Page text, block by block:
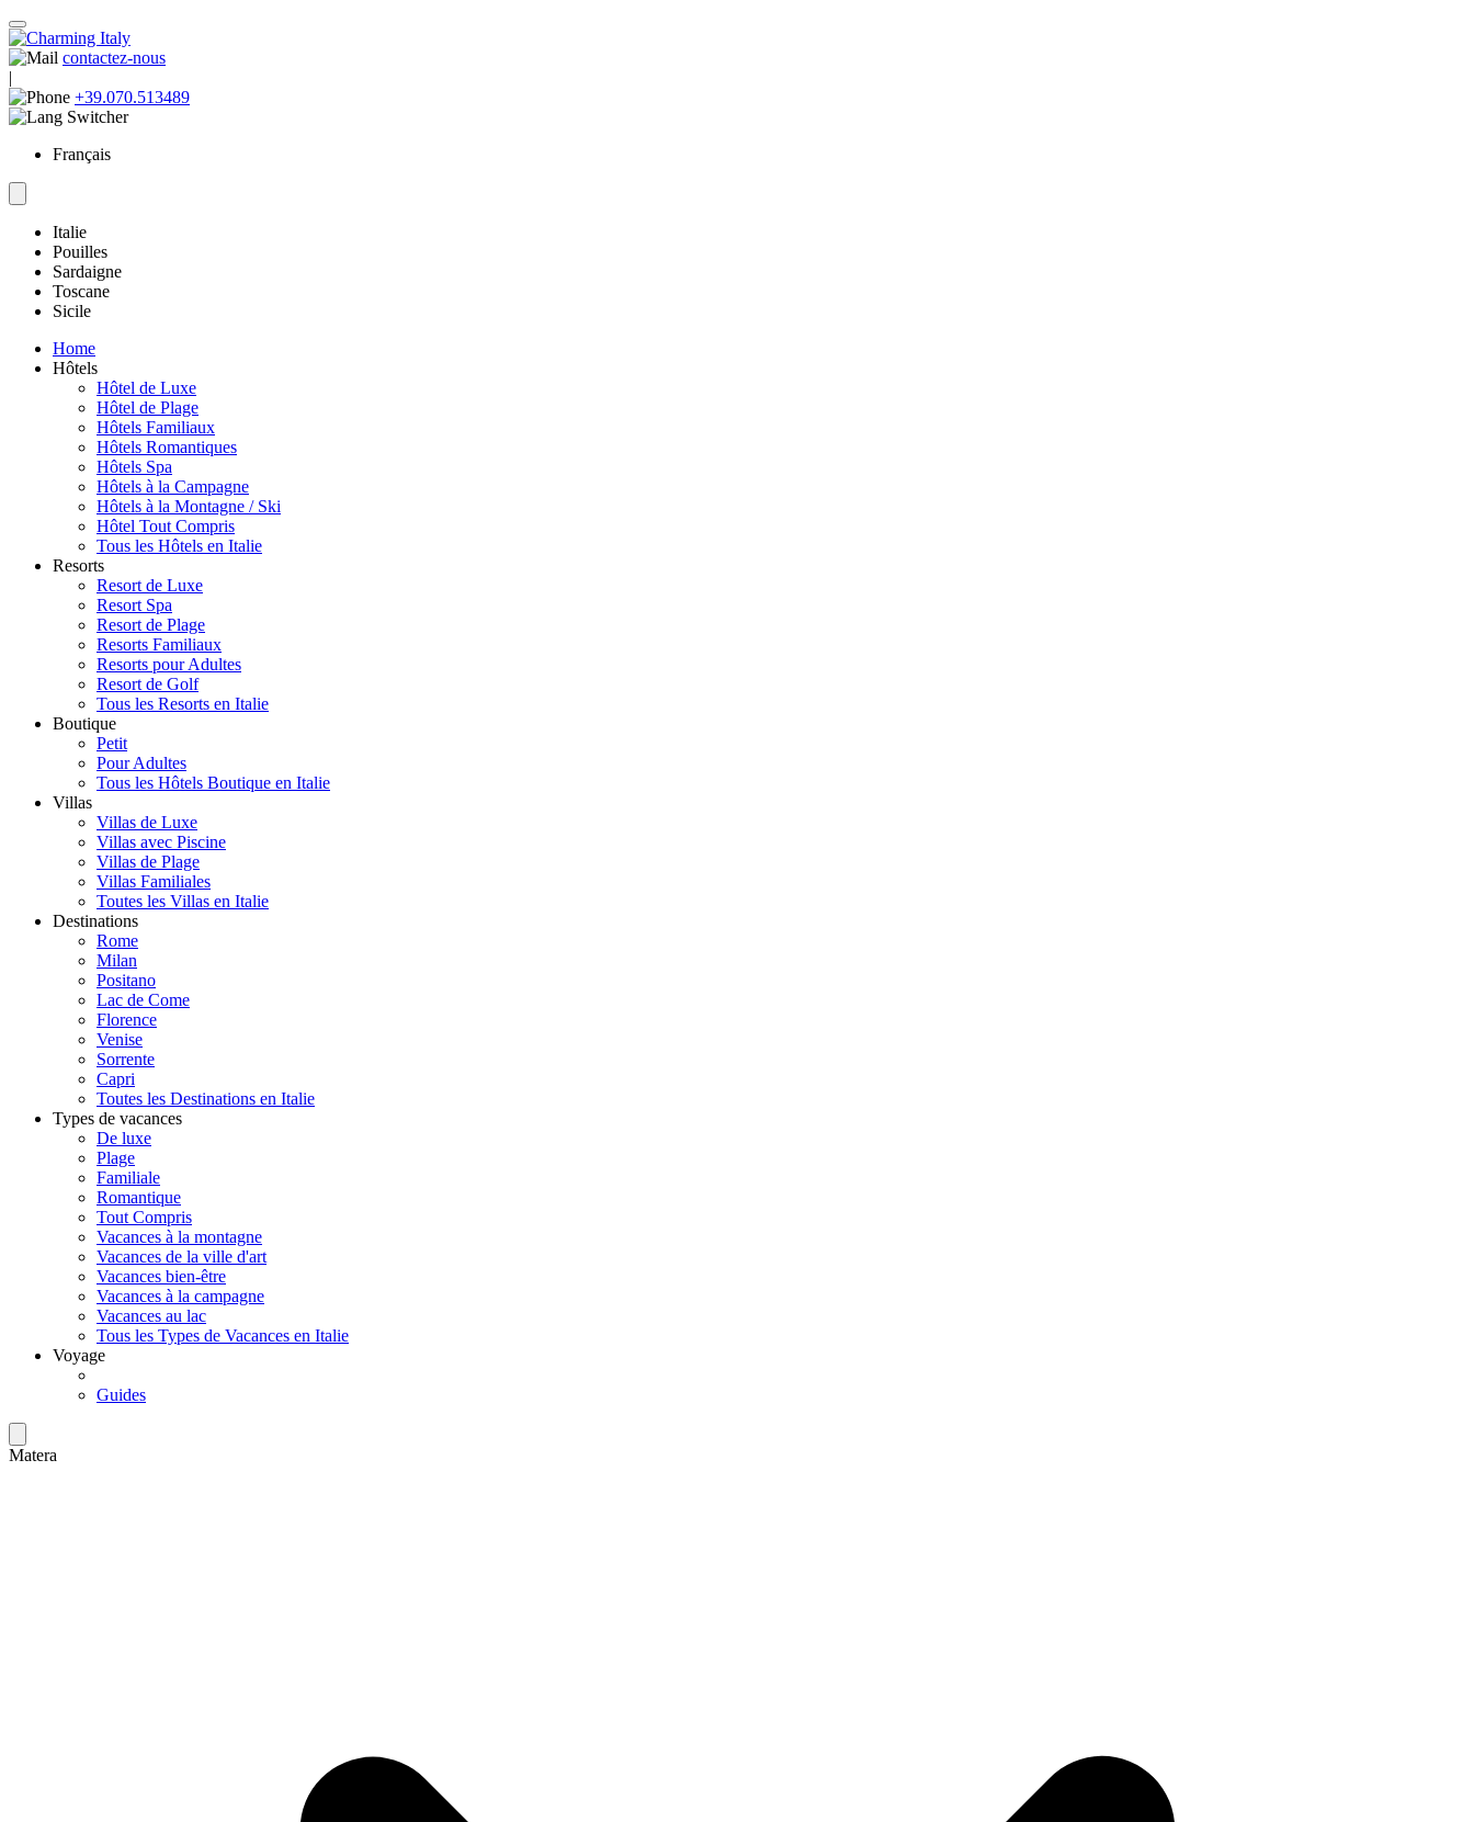
contactez-nous
|
+39.070.513489
Français
Italie
Pouilles
Sardaigne
Toscane
Sicile
Home
Hôtels
Hôtel de Luxe
Hôtel de Plage
Hôtels Familiaux
Hôtels Romantiques
Hôtels Spa
Hôtels à la Campagne
Hôtels à la Montagne / Ski
Hôtel Tout Compris
Tous les Hôtels en Italie
Resorts
Resort de Luxe
Resort Spa
Resort de Plage
Resorts Familiaux
Resorts pour Adultes
Resort de Golf
Tous les Resorts en Italie
Boutique
Petit
Pour Adultes
Tous les Hôtels Boutique en Italie
Villas
Villas de Luxe
Villas avec Piscine
Villas de Plage
Villas Familiales
Toutes les Villas en Italie
Destinations
Rome
Milan
Positano
Lac de Come
Florence
Venise
Sorrente
Capri
Toutes les Destinations en Italie
Types de vacances
De luxe
Plage
Familiale
Romantique
Tout Compris
Vacances à la montagne
Vacances de la ville d'art
Vacances bien-être
Vacances à la campagne
Vacances au lac
Tous les Types de Vacances en Italie
Voyage
Guides
Matera